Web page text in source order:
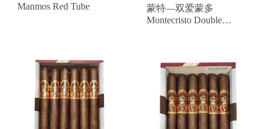
Manmos Red Tube
蒙特—双爱蒙多
Montecristo Double